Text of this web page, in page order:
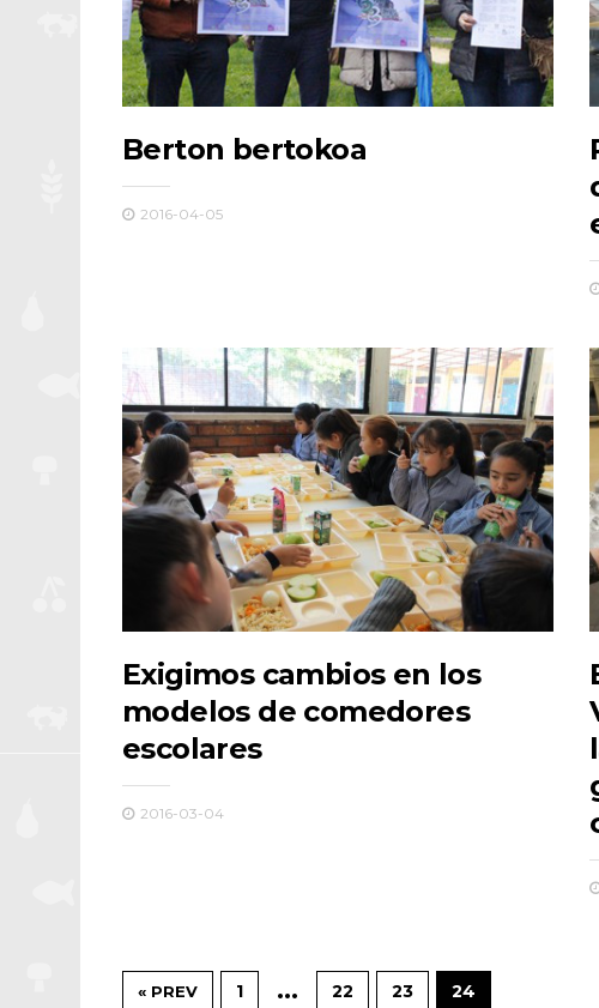
Berton bertokoa
2016-04-05
Exigimos cambios en los
modelos de comedores
escolares
2016-03-04
« PREV 1 … 22 23 24